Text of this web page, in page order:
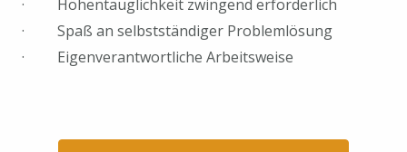
· Höhentauglichkeit zwingend erforderlich
· Spaß an selbstständiger Problemlösung
· Eigenverantwortliche Arbeitsweise